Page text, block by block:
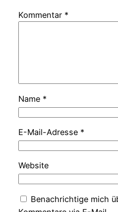
Kommentar *
Name *
E-Mail-Adresse *
Website
Benachrichtige mich